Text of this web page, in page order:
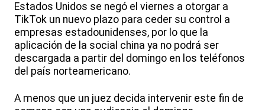
Estados Unidos se negó el viernes a otorgar a
TikTok un nuevo plazo para ceder su control a
empresas estadounidenses, por lo que la
aplicación de la social china ya no podrá ser
descargada a partir del domingo en los teléfonos
del país norteamericano.
A menos que un juez decida intervenir este fin de